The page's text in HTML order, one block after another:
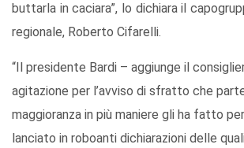
buttarla in caciara”, lo dichiara il
regionale, Roberto Cifarelli.
“Il presidente Bardi – aggiunge il
agitazione per l’avviso di sfratto che
maggioranza in più maniere gli ha fatto
lanciato in roboanti dichiarazioni delle